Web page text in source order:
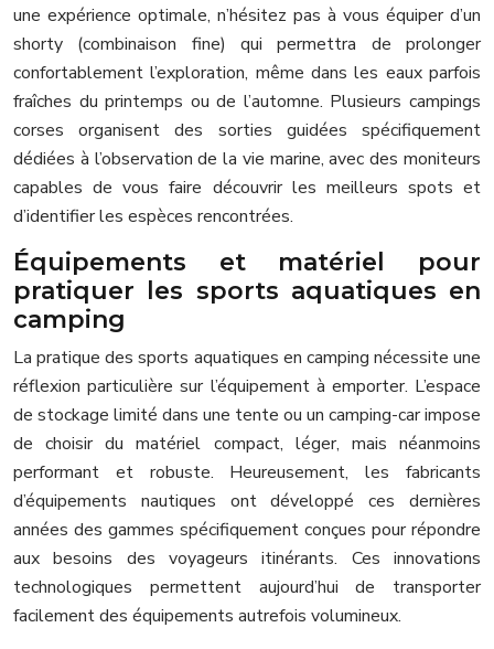
une expérience optimale, n’hésitez pas à vous équiper d’un
shorty (combinaison fine) qui permettra de prolonger
confortablement l’exploration, même dans les eaux parfois
fraîches du printemps ou de l’automne. Plusieurs campings
corses organisent des sorties guidées spécifiquement
dédiées à l’observation de la vie marine, avec des moniteurs
capables de vous faire découvrir les meilleurs spots et
d’identifier les espèces rencontrées.
Équipements et matériel pour
pratiquer les sports aquatiques en
camping
La pratique des sports aquatiques en camping nécessite une
réflexion particulière sur l’équipement à emporter. L’espace
de stockage limité dans une tente ou un camping-car impose
de choisir du matériel compact, léger, mais néanmoins
performant et robuste. Heureusement, les fabricants
d’équipements nautiques ont développé ces dernières
années des gammes spécifiquement conçues pour répondre
aux besoins des voyageurs itinérants. Ces innovations
technologiques permettent aujourd’hui de transporter
facilement des équipements autrefois volumineux.